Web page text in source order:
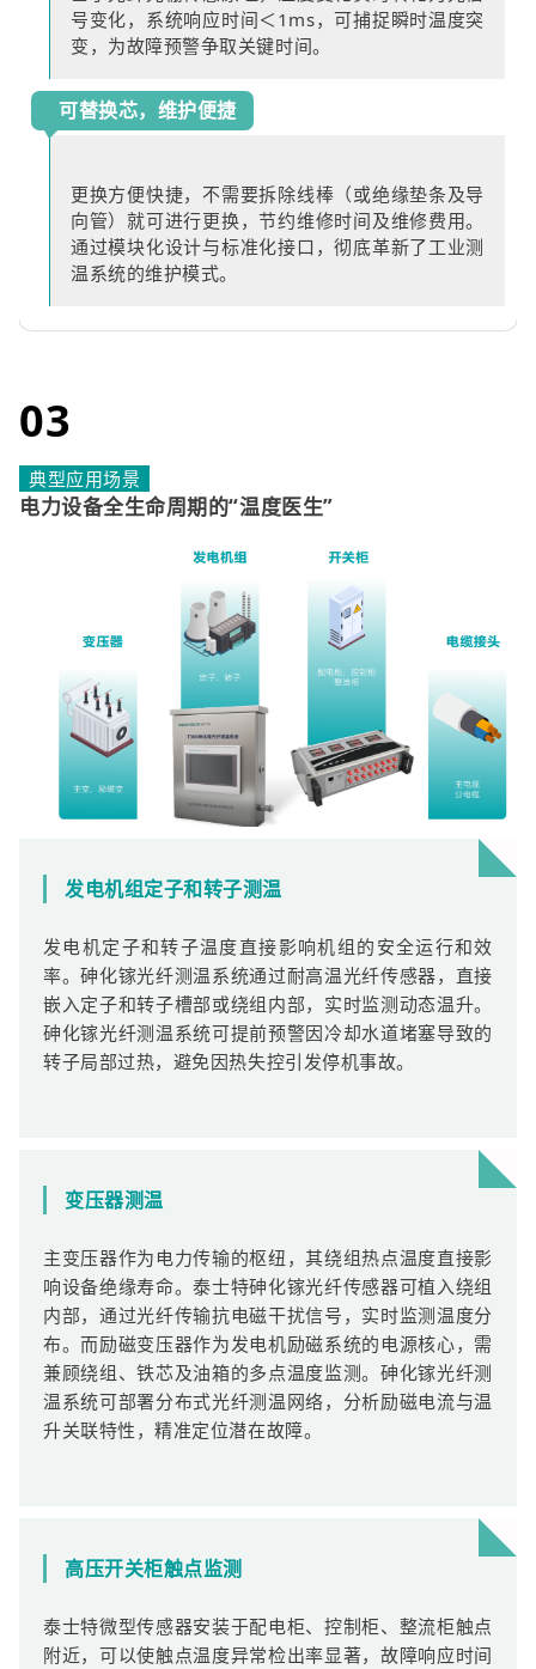
号变化，系统响应时间＜1ms，可捕捉瞬时温度突
变，为故障预警争取关键时间。
可替换芯，维护便捷
更换方便快捷，不需要拆除线棒（或绝缘垫条及导
向管）就可进行更换，节约维修时间及维修费用。
通过模块化设计与标准化接口，彻底革新了工业测
温系统的维护模式。
03
典型应用场景
电力设备全生命周期的“温度医生”
发电机组定子和转子测温
发电机定子和转子温度直接影响机组的安全运行和效
率。砷化镓光纤测温系统通过耐高温光纤传感器，直接
嵌入定子和转子槽部或绕组内部，实时监测动态温升。
砷化镓光纤测温系统可提前预警因冷却水道堵塞导致的
转子局部过热，避免因热失控引发停机事故。
变压器测温
主变压器作为电力传输的枢纽，其绕组热点温度直接影
响设备绝缘寿命。泰士特砷化镓光纤传感器可植入绕组
内部，通过光纤传输抗电磁干扰信号，实时监测温度分
布。而励磁变压器作为发电机励磁系统的电源核心，需
兼顾绕组、铁芯及油箱的多点温度监测。砷化镓光纤测
温系统可部署分布式光纤测温网络，分析励磁电流与温
升关联特性，精准定位潜在故障。
高压开关柜触点监测
泰士特微型传感器安装于配电柜、控制柜、整流柜触点
附近，可以使触点温度异常检出率显著，故障响应时间